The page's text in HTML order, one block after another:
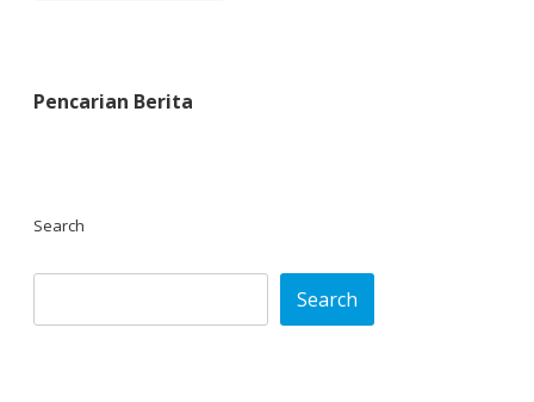
Pencarian Berita
Search
Search